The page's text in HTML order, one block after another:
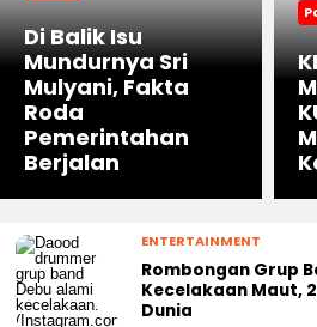
Di Balik Isu
Mundurnya Sri
Mulyani, Fakta
Roda
Pemerintahan
Berjalan
ENTERTAINMENT
Rombongan Grup
Kecelakaan Maut,
Dunia